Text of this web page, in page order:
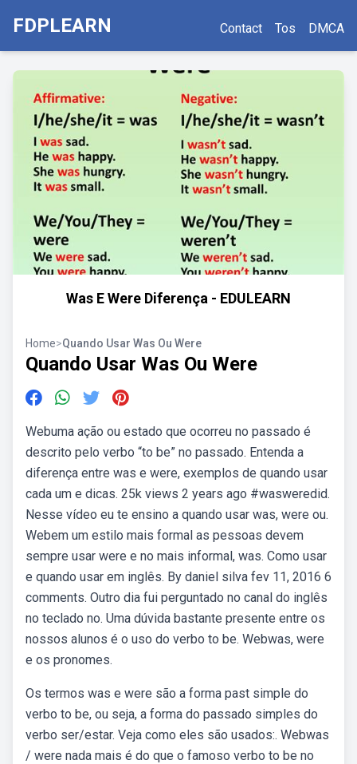
FDPLEARN Contact Tos DMCA
Was E Were Diferença - EDULEARN
Home>Quando Usar Was Ou Were
Quando Usar Was Ou Were
Webuma ação ou estado que ocorreu no passado é
descrito pelo verbo “to be” no passado. Entenda a
diferença entre was e were, exemplos de quando usar
cada um e dicas. 25k views 2 years ago #wasweredid.
Nesse vídeo eu te ensino a quando usar was, were ou.
Webem um estilo mais formal as pessoas devem
sempre usar were e no mais informal, was. Como usar
e quando usar em inglês. By daniel silva fev 11, 2016 6
comments. Outro dia fui perguntado no canal do inglês
no teclado no. Uma dúvida bastante presente entre os
nossos alunos é o uso do verbo to be. Webwas, were
e os pronomes.
Os termos was e were são a forma past simple do
verbo to be, ou seja, a forma do passado simples do
verbo ser/estar. Veja como eles são usados:. Webwas
/ were nada mais é do que o famoso verbo to be no